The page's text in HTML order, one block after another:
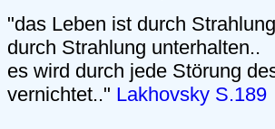
"das Leben ist durch
durch Strahlung unterhalten..
es wird durch jede Störung
vernichtet.." Lakhovsky S.189